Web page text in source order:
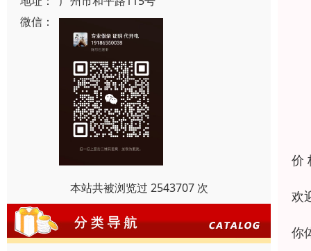
微信：
本站共被浏览过 2543707 次
价
欢
你